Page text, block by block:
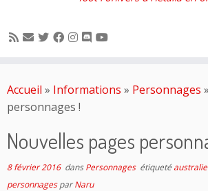
au
contenu
Accueil » Informations » Personnages »
personnages !
Nouvelles pages
8 février 2016dansPersonnages étiqueté australie
personnagesparNaru